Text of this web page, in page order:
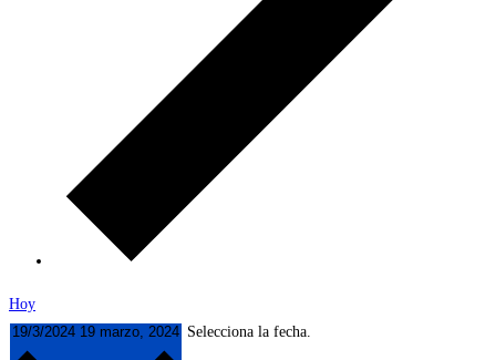
Hoy
19/3/2024 19 marzo, 2024 Selecciona la fecha.